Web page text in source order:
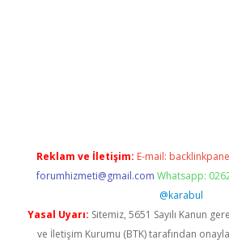
Reklam ve İletişim: E-mail:
forumhizmeti@gmail.com Whatsapp:
@karabul
Yasal Uyarı: Sitemiz, 5651 Sayılı Kanun
ve İletişim Kurumu (BTK) tarafından